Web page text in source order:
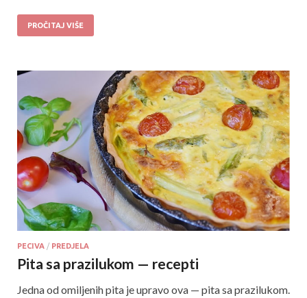
PROČITAJ VIŠE
PECIVA / PREDJELA
Pita sa prazilukom — recepti
Jedna od omiljenih pita je upravo ova — pita sa prazilukom.